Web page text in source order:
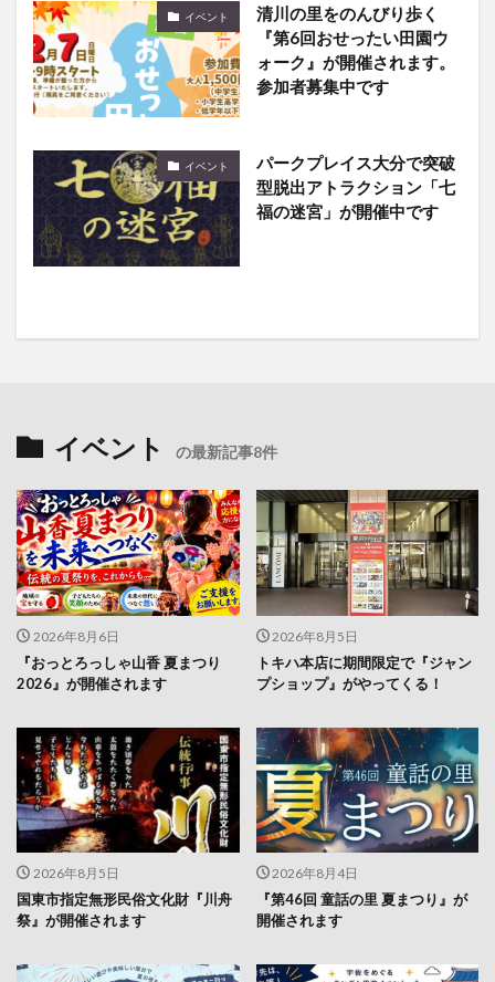
イベント
清川の里をのんびり歩く
『第6回おせったい田園ウ
ォーク』が開催されます。
参加者募集中です
イベント
パークプレイス大分で突破
型脱出アトラクション「七
福の迷宮」が開催中です
イベント の最新記事8件
2026年8月6日
『おっとろっしゃ山香 夏まつり
2026』が開催されます
2026年8月5日
トキハ本店に期間限定で『ジャン
プショップ』がやってくる！
2026年8月5日
国東市指定無形民俗文化財『川舟
祭』が開催されます
2026年8月4日
『第46回 童話の里 夏まつり』が
開催されます